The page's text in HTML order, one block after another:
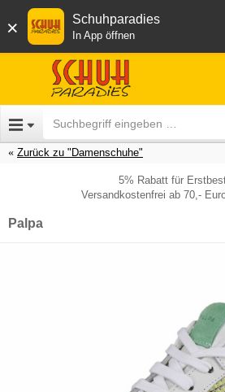
× Schuhparadies
In App öffnen
Zurück zu "Damenschuhe"
5% Rabatt für
Versandkostenfrei ab 70,-
Palpa